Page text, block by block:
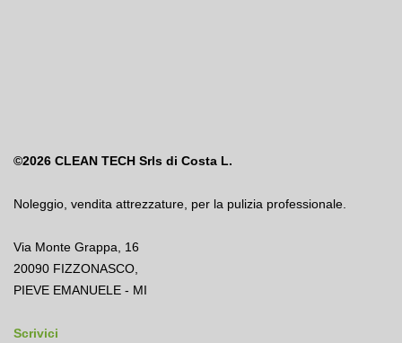
©2026 CLEAN TECH Srls di Costa L.
Noleggio vendita attrezzature per la pulizia professionale.
Via Monte Grappa, 16
20090 FIZZONASCO,
PIEVE EMANUELE - MI
Scrivici